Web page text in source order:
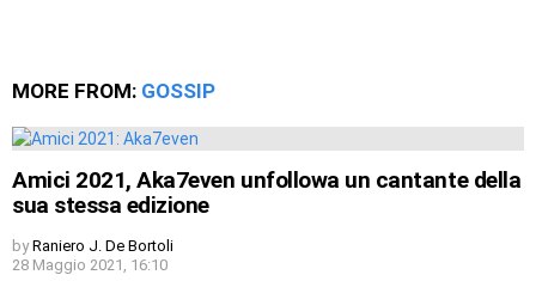
MORE FROM: GOSSIP
Amici 2021, Aka7even unfollowa un cantante della
sua stessa edizione
by Raniero J. De Bortoli
28 Maggio 2021, 16:10